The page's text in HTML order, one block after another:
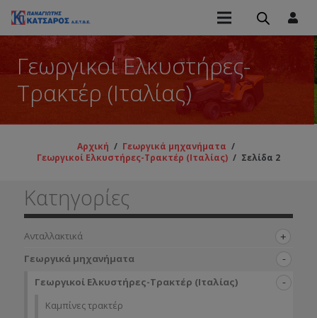
Γεωργικοί Ελκυστήρες-
Τρακτέρ (Ιταλίας)
Αρχική / Γεωργικά μηχανήματα /
Γεωργικοί Ελκυστήρες-Τρακτέρ (Ιταλίας) / Σελίδα 2
Κατηγορίες
Ανταλλακτικά
Γεωργικά μηχανήματα
Γεωργικοί Ελκυστήρες-Τρακτέρ (Ιταλίας)
Καμπίνες τρακτέρ